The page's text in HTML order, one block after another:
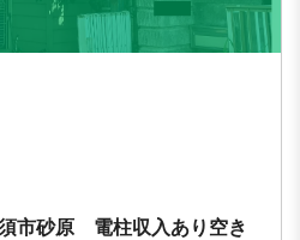
須市砂原 電柱収入あり空き